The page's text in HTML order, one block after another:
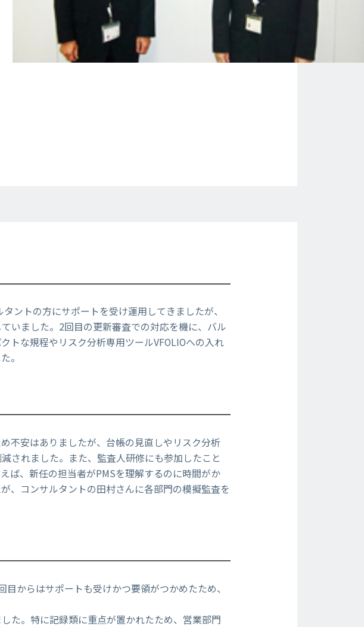
ントの方にサポートを受け運用してきましたが、
いました。2回目の更新審査での対応を機に、バル
トな規程やリスク分析専用ツールVFOLIOへの入れ
。
不安はありましたが、台帳の見直しやリスク分析
されました。また、監査人研修にも参加したこと
ば、新任の担当者がPMSを理解するのに時間がか
、コンサルタントの田村さんに各部門の模擬監査を
からはサポートも受けかつ要領がつかめたため、
た。特に記録類に重点が置かれたため、営業部門